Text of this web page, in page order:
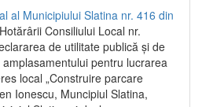
al Municipiului Slatina nr. 416 din
Consiliului Local nr.
de utilitate publică și de
pentru lucrarea
local „Construire parcare
Ionescu, Muncipiul Slatina,